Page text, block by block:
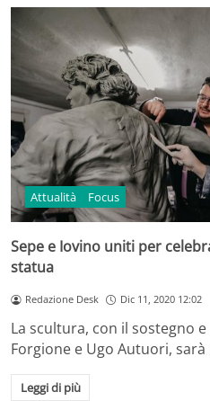
Attualità Focus
Sepe e Iovino uniti per
statua
Redazione Desk Dic 11, 2020 12:02
La scultura, con il sostegno
Forgione e Ugo Autuori,
Leggi di più